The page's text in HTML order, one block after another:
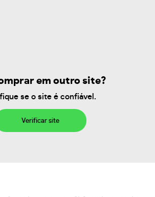
em outro site?
se o site é confiável.
Verificar site